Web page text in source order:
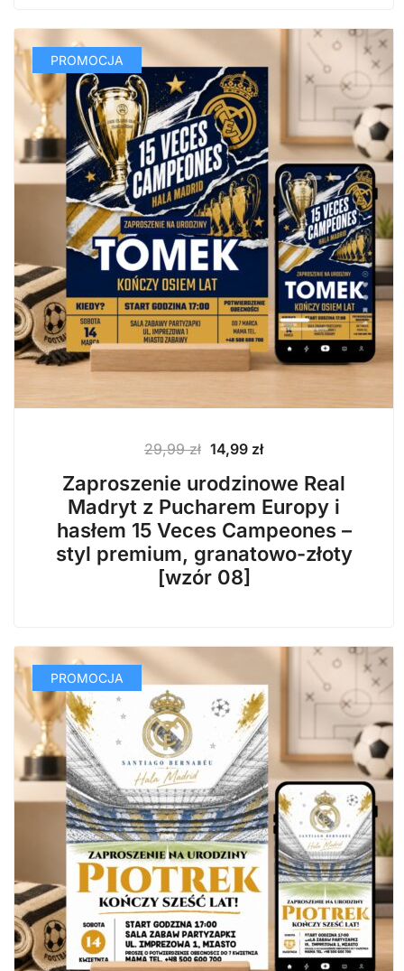
PROMOCJA
29,99zł Pierwotna
cena
wynosiła:
29,99 zł.
14,99 złAktualna
wynosi:
14,99 zł.
Zaproszenie urodzinowe Real
Madryt z Pucharem Europy i
hasłem 15 Veces Campeones –
styl premium, granatowo-złoty
[wzór 08]
PROMOCJA